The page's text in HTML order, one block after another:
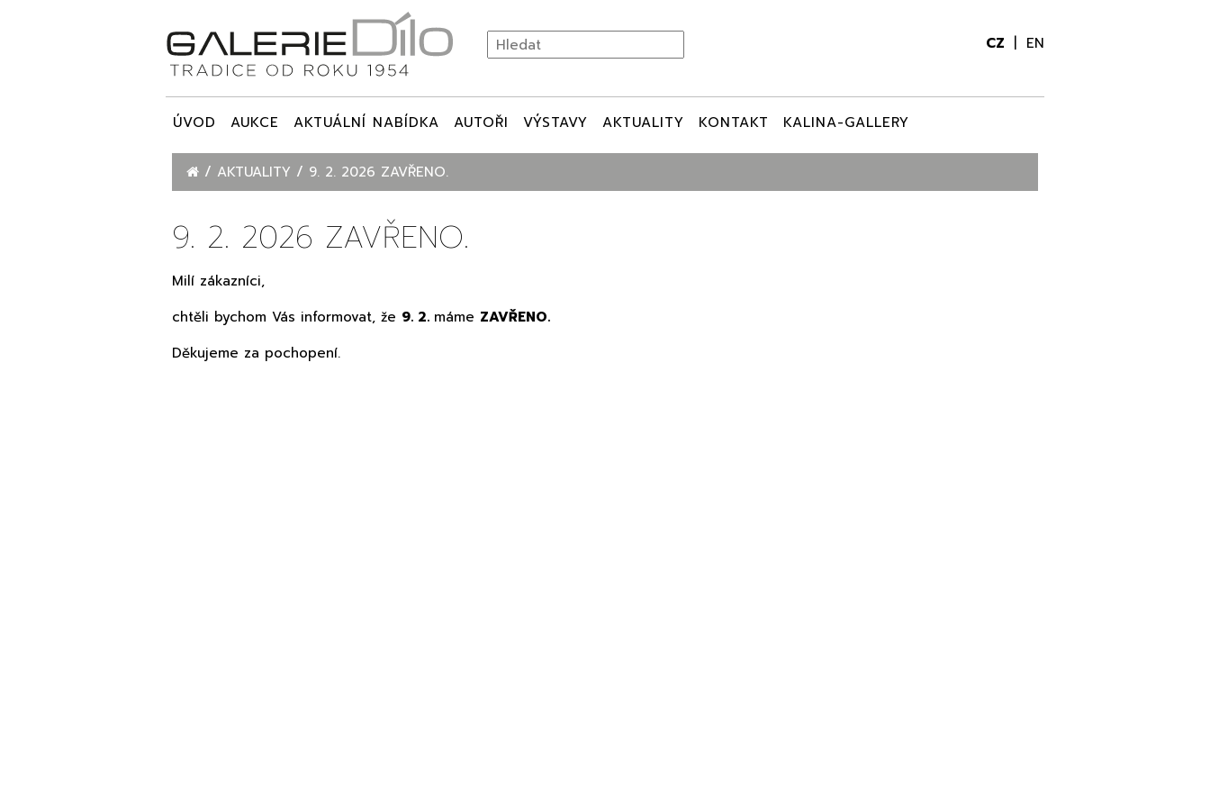
CZ EN
ÚVOD AUKCE AKTUÁLNÍ NABÍDKA AUTOŘI VÝSTAVY AKTUALITY KONTAKT KALINA-GALLERY
9. 2. 2026 ZAVŘENO.
Milí zákazníci,
chtěli bychom Vás informovat, že 9. 2. máme ZAVŘENO.
Děkujeme za pochopení.
AKTUALITY 9. 2. 2026 ZAVŘENO.